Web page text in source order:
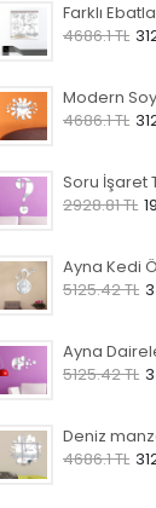
4686.1 TL
4686.1 TL
2928.81 TL
5125.42 TL
5125.42 TL
4686.1 TL